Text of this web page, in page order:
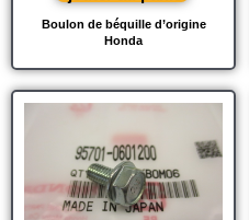
Boulon de béquille d’origine
Honda